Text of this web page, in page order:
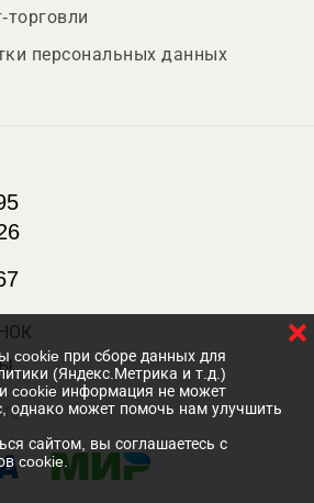
торговли
персональных данных
cookie при сборе данных для
(Яндекс.Метрика и т.д.)
cookie информация не может
однако может помочь нам улучшить
сайтом, вы соглашаетесь с
cookie.